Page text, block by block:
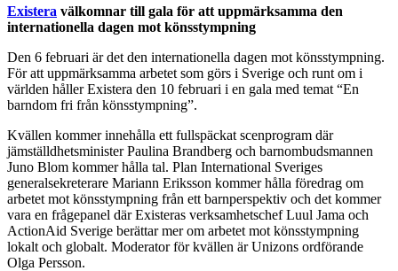
Existera välkomnar till gala för att uppmärksamma den
internationella dagen mot könsstympning
Den 6 februari är det den internationella dagen mot könsstympning.
För att uppmärksamma arbetet som görs i Sverige och runt om i
världen håller Existera den 10 februari i en gala med temat “En
barndom fri från könsstympning”.
Kvällen kommer innehålla ett fullspäckat scenprogram där
jämställdhetsminister Paulina Brandberg och barnombudsmannen
Juno Blom kommer hålla tal. Plan International Sveriges
generalsekreterare Mariann Eriksson kommer hålla föredrag om
arbetet mot könsstympning från ett barnperspektiv och det kommer
vara en frågepanel där Existeras verksamhetschef Luul Jama och
ActionAid Sverige berättar mer om arbetet mot könsstympning
lokalt och globalt. Moderator för kvällen är Unizons ordförande
Olga Persson.